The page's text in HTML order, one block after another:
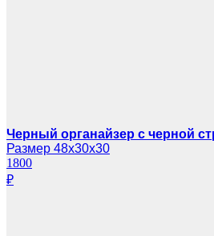
Черный органайзер с черной
Размер 48х30х30
1800
₽